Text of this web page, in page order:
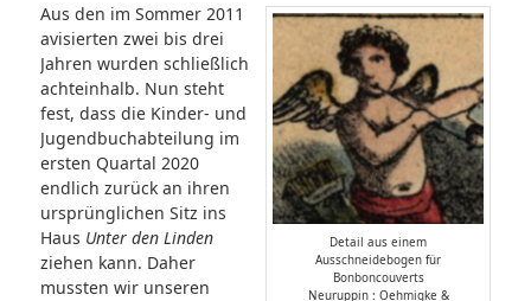
Detail aus einem
Ausschneidebogen für
Bonboncouverts
Neuruppin : Oehmigke &
Aus den im Sommer 2011
avisierten zwei bis drei
Jahren wurden schließlich
achteinhalb. Nun steht
fest, dass die Kinder- und
Jugendbuchabteilung im
ersten Quartal 2020
endlich zurück an ihren
ursprünglichen Sitz ins
Haus Unter den Linden
ziehen kann. Daher
mussten wir unseren